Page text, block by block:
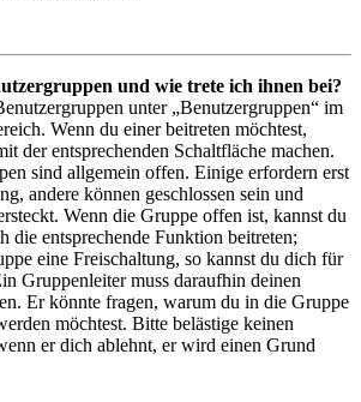
und wie trete ich ihnen bei?
unter „Benutzergruppen“ im
Wenn du einer beitreten möchtest,
der entsprechenden Schaltfläche machen.
sind allgemein offen. Einige erfordern erst
andere können geschlossen sein und
Wenn die Gruppe offen ist, kannst du
die entsprechende Funktion beitreten;
eine Freischaltung, so kannst du dich für
Gruppenleiter muss daraufhin deinen
Er könnte fragen, warum du in die Gruppe
möchtest. Bitte belästige keinen
er dich ablehnt, er wird einen Grund